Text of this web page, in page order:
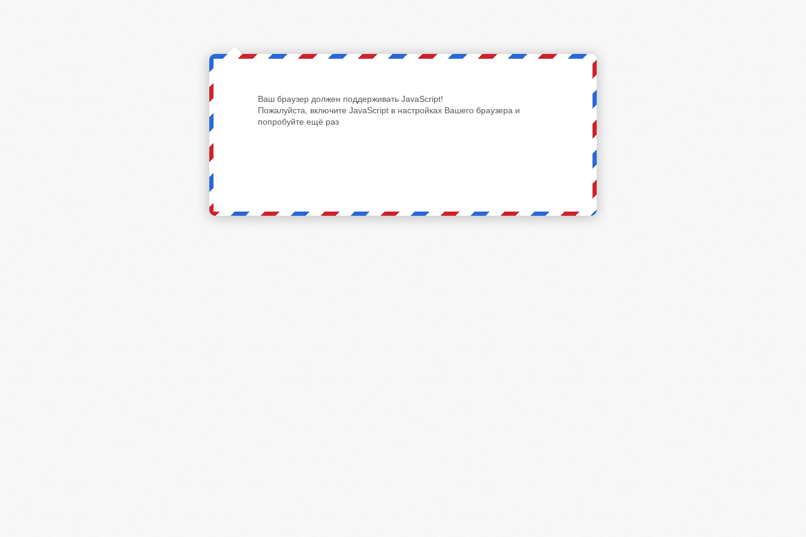
Ваш браузер должен поддерживать JavaScript!
Пожалуйста, включите JavaScript в настройках Вашего браузера и
попробуйте ещё раз